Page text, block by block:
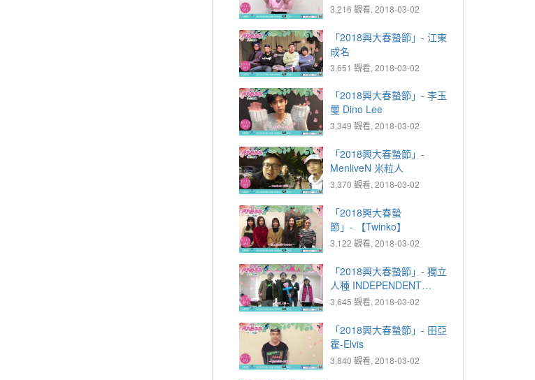
3,216 觀看, 2018-03-02
「2018興大春蟄節」- 江東
成名
3,651 觀看, 2018-03-02
「2018興大春蟄節」- 李玉
璽 Dino Lee
3,349 觀看, 2018-03-02
「2018興大春蟄節」-
MenliveN 米粒人
3,370 觀看, 2018-03-02
「2018興大春蟄
節」- 【Twinko】
3,122 觀看, 2018-03-02
「2018興大春蟄節」- 獨立
人種 INDEPENDENT
RACE
3,645 觀看, 2018-03-02
「2018興大春蟄節」- 田亞
霍-Elvis
3,840 觀看, 2018-03-02